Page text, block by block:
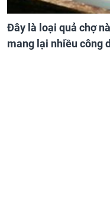
Đây là loại quả chợ
mang lại nhiều công